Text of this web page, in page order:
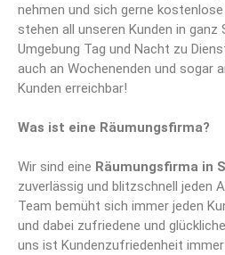
nehmen und sich gerne
stehen all unseren Kunden in ganz
Umgebung Tag und Nacht zu
auch an Wochenenden und sogar
Kunden erreichbar!
Was ist eine Räumungsfirma?
Wir sind eine Räumungsfirma in
zuverlässig und blitzschnell jeden
Team bemüht sich immer jeden
und dabei zufriedene und
uns ist Kundenzufriedenheit